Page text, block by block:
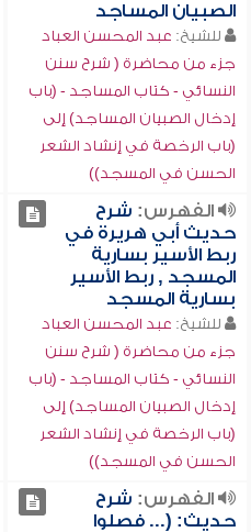
الصبيان المساجد
للشيخ: عبد المحسن العباد
جزء من محاضرة ( شرح سنن
النسائي - كتاب المساجد - (باب
إدخال الصبيان المساجد) إلى
(باب الرخصة في إنشاد الشعر
الحسن في المسجد))
الفهرس: شرح
حديث أبي هريرة في
ربط الأسير بسارية
المسجد , ربط الأسير
بسارية المسجد
للشيخ: عبد المحسن العباد
جزء من محاضرة ( شرح سنن
النسائي - كتاب المساجد - (باب
إدخال الصبيان المساجد) إلى
(باب الرخصة في إنشاد الشعر
الحسن في المسجد))
الفهرس: شرح
حديث: (... فصلوا